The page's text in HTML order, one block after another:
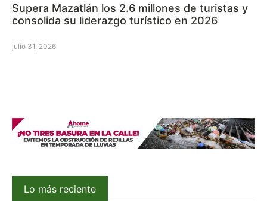
Supera Mazatlán los 2.6 millones de turistas y
consolida su liderazgo turístico en 2026
julio 31, 2026
Lo más reciente